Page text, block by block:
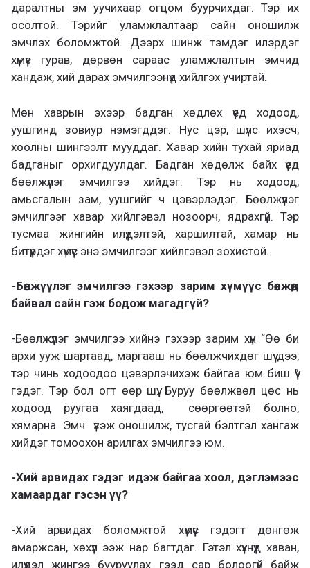
даралтны эм уучихаар огцом буурчихдаг. Тэр их
осолтой. Тэрийг уламжлалтаар сайн оношилж
эмчлэх боломжтой. Дээрх шинж тэмдэг илэрдэг
хүмүүс гурав, дөрвөн сараас уламжлалтын эмчид
хандаж, хий дарах эмчилгээнүүд хийлгэх учиртай.
Мөн хаврын эхээр бадган хөдлөх үед ходоод,
уушгинд зовиур нэмэгддэг. Нус цэр, шүлс ихэсч,
хоолны шингээлт мууддаг. Хавар хийн тухай яриад
бадганыг орхигдуулдаг. Бадган хөдөлж байх үед
бөөлжүүлэг эмчилгээ хийдэг. Тэр нь ходоод,
амьсгалын зам, уушгийг ч цэвэрлэдэг. Бөөлжүүлэг
эмчилгээг хавар хийлгэвэл нозоорч, ядрахгүй. Тэр
тусмаа жингийн илүүдэлтэй, харшилтай, хамар нь
битүүрдэг хүмүүс энэ эмчилгээг хийлгэвэл зохистой.
-Бөөлжүүлэг эмчилгээ гэхээр зарим хүмүүс бөөлжөөд
байвал сайн гэж бодож магадгүй?
-Бөөлжүүлэг эмчилгээ хийнэ гэхээр зарим хүн “Өө би
архи ууж шартаад, маргааш нь бөөлжчихдөг шүү дээ,
тэр чинь ходоодоо цэвэрлэчихэж байгаа юм биш үү”
гэдэг. Тэр бол огт өөр шүү. Буруу бөөлжвөл цөс нь
ходоод руугаа хаягдаад, сөөргөөтэй болно,
хямарна. Эмч үзэж оношилж, тусгай бэлтгэл хангаж
хийдэг томоохон арилгах эмчилгээ юм.
-Хий арвидах гэдэг идэж байгаа хоол, дэглэмээс
хамаардаг гэсэн үү?
-Хий арвидах боломжтой хүмүүс гэдэгт дөнгөж
амаржсан, хөхүүл ээж нар багтдаг. Гэтэл хүүхнүүд хаван,
илүүдэл жингээ бууруулах гээд сар болоогүй байж